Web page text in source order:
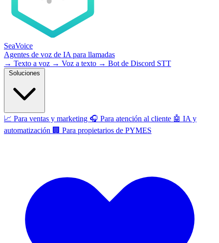
SeaVoice
Agentes de voz de IA para llamadas
→ Texto a voz → Voz a texto → Bot de Discord STT
📈 Para ventas y marketing 🎧 Para atención al cliente 🤖 IA y
automatización 🏢 Para propietarios de PYMES